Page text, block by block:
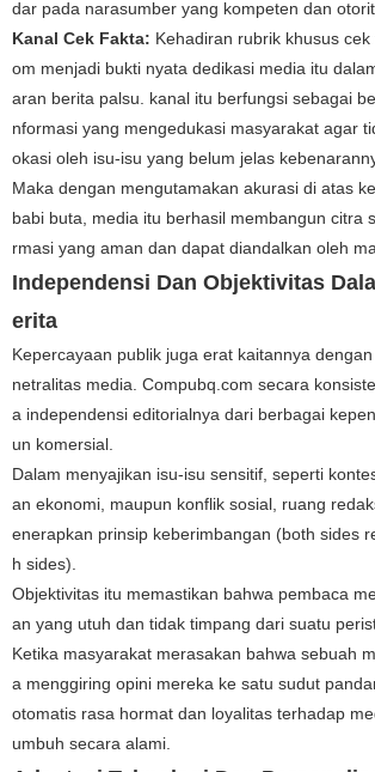
dar pada narasumber yang kompeten dan
Kanal Cek Fakta: Kehadiran rubrik khusus
om menjadi bukti nyata dedikasi media itu
aran berita palsu. kanal itu berfungsi sebagai
nformasi yang mengedukasi masyarakat agar
okasi oleh isu-isu yang belum jelas
Maka dengan mengutamakan akurasi di atas
babi buta, media itu berhasil membangun citra
rmasi yang aman dan dapat diandalkan oleh
Independensi Dan Objektivitas
erita
Kepercayaan publik juga erat kaitannya
netralitas media. Compubq.com secara
a independensi editorialnya dari berbagai
un komersial.
Dalam menyajikan isu-isu sensitif, seperti
an ekonomi, maupun konflik sosial, ruang
enerapkan prinsip keberimbangan (both sides
h sides).
Objektivitas itu memastikan bahwa pembaca
an yang utuh dan tidak timpang dari suatu
Ketika masyarakat merasakan bahwa sebuah
a menggiring opini mereka ke satu sudut
otomatis rasa hormat dan loyalitas terhadap
umbuh secara alami.